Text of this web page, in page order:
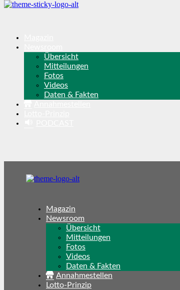
Übersicht
Mitteilungen
Fotos
Videos
Daten & Fakten
Magazin
Newsroom
Übersicht
Mitteilungen
Fotos
Videos
Daten & Fakten
Annahmestellen
Lotto-Prinzip